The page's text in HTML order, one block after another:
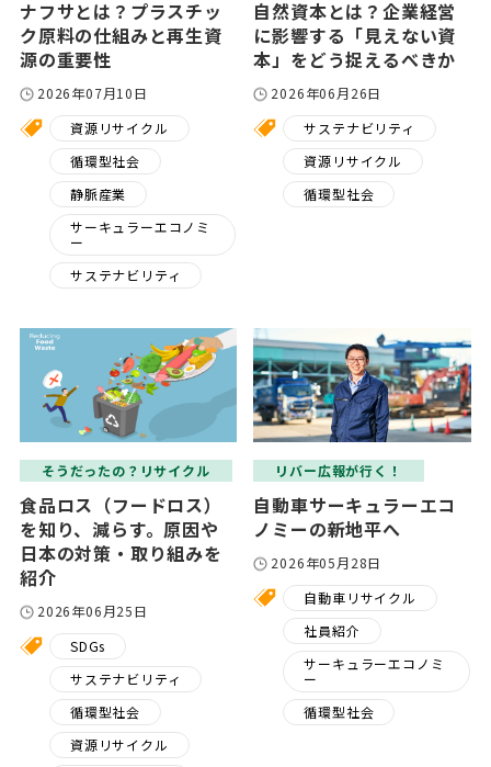
ナフサとは？プラスチッ
ク原料の仕組みと再生資
源の重要性
2026年07月10日
資源リサイクル
循環型社会
静脈産業
サーキュラーエコノミ
ー
サステナビリティ
自然資本とは？企業経営
に影響する「見えない資
本」をどう捉えるべきか
2026年06月26日
サステナビリティ
資源リサイクル
循環型社会
そうだったの？リサイクル
食品ロス（フードロス）
を知り、減らす。原因や
日本の対策・取り組みを
紹介
2026年06月25日
SDGs
サステナビリティ
循環型社会
資源リサイクル
リバー広報が行く！
自動車サーキュラーエコ
ノミーの新地平へ
2026年05月28日
自動車リサイクル
社員紹介
サーキュラーエコノミ
ー
循環型社会